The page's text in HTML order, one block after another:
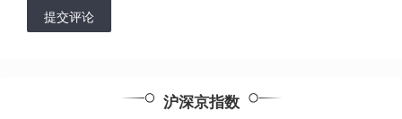
提交评论
沪深京指数